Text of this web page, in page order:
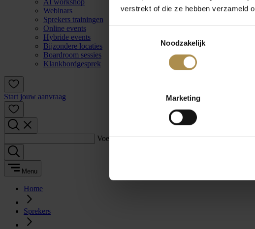
verstrekt of die ze hebben verzameld
Noodzakelijk
Marketing
AI workshop
Webinars
Sprekers trainingen
Online events
Hybride events
Bijzondere locaties
Boardroom sessies
Klankbordgesprek
Start jouw aanvraag
Voer een zoekterm in:
Menu
Home
Sprekers